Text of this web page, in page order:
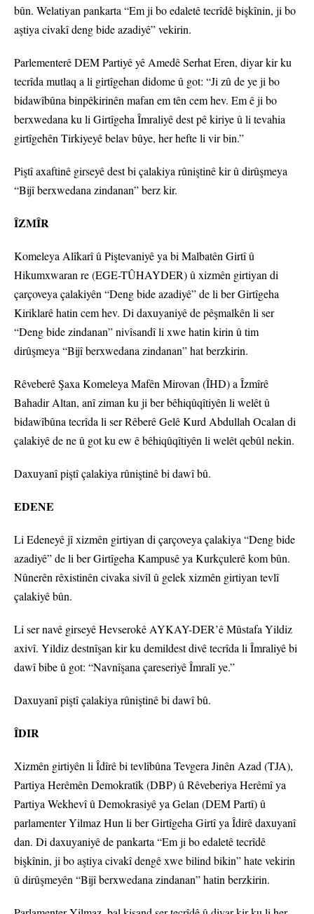
bûn. Welatiyan pankarta “Em ji bo edaletê tecrîdê bişkînin, ji bo
aştiya civakî deng bide azadiyê” vekirin.
Parlementerê DEM Partiyê yê Amedê Serhat Eren, diyar kir ku
tecrîda mutlaq a li girtîgehan didome û got: “Ji zû de ye ji bo
bidawîbûna binpêkirinên mafan em tên cem hev. Em ê ji bo
berxwedana ku li Girtîgeha Îmraliyê dest pê kiriye û li tevahia
girtîgehên Tirkiyeyê belav bûye, her hefte li vir bin.”
Piştî axaftinê girseyê dest bi çalakiya rûniştinê kir û dirûşmeya
“Bijî berxwedana zindanan” berz kir.
ÎZMÎR
Komeleya Alîkarî û Piştevaniyê ya bi Malbatên Girtî û
Hikumxwaran re (EGE-TÛHAYDER) û xizmên girtiyan di
çarçoveya çalakiyên “Deng bide azadiyê” de li ber Girtîgeha
Kiriklarê hatin cem hev. Di daxuyaniyê de pêşmalkên li ser
“Deng bide zindanan” nivîsandî li xwe hatin kirin û tim
dirûşmeya “Bijî berxwedana zindanan” hat berzkirin.
Rêveberê Şaxa Komeleya Mafên Mirovan (ÎHD) a Îzmîrê
Bahadir Altan, anî ziman ku ji ber bêhiqûqîtiyên li welêt û
bidawîbûna tecrîda li ser Rêberê Gelê Kurd Abdullah Ocalan di
çalakiyê de ne û got ku ew ê bêhiqûqîtiyên li welêt qebûl nekin.
Daxuyanî piştî çalakiya rûniştinê bi dawî bû.
EDENE
Li Edeneyê jî xizmên girtiyan di çarçoveya çalakiya “Deng bide
azadiyê” de li ber Girtîgeha Kampusê ya Kurkçulerê kom bûn.
Nûnerên rêxistinên civaka sivîl û gelek xizmên girtiyan tevlî
çalakiyê bûn.
Li ser navê girseyê Hevserokê AYKAY-DER’ê Mûstafa Yildiz
axivî. Yildiz destnîşan kir ku demildest divê tecrîda li Îmraliyê bi
dawî bibe û got: “Navnîşana çareseriyê Îmralî ye.”
Daxuyanî piştî çalakiya rûniştinê bi dawî bû.
ÎDIR
Xizmên girtiyên li Îdîrê bi tevlîbûna Tevgera Jinên Azad (TJA),
Partiya Herêmên Demokratîk (DBP) û Rêveberiya Herêmî ya
Partiya Wekhevî û Demokrasiyê ya Gelan (DEM Partî) û
parlamenter Yilmaz Hun li ber Girtîgeha Girtî ya Îdirê daxuyanî
dan. Di daxuyaniyê de pankarta “Em ji bo edaletê tecrîdê
bişkînin, ji bo aştiya civakî dengê xwe bilind bikin” hate vekirin
û dirûşmeyên “Bijî berxwedana zindanan” hatin berzkirin.